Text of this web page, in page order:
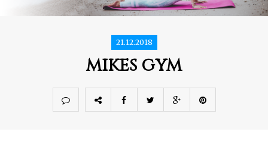
21.12.2018
mikes gym